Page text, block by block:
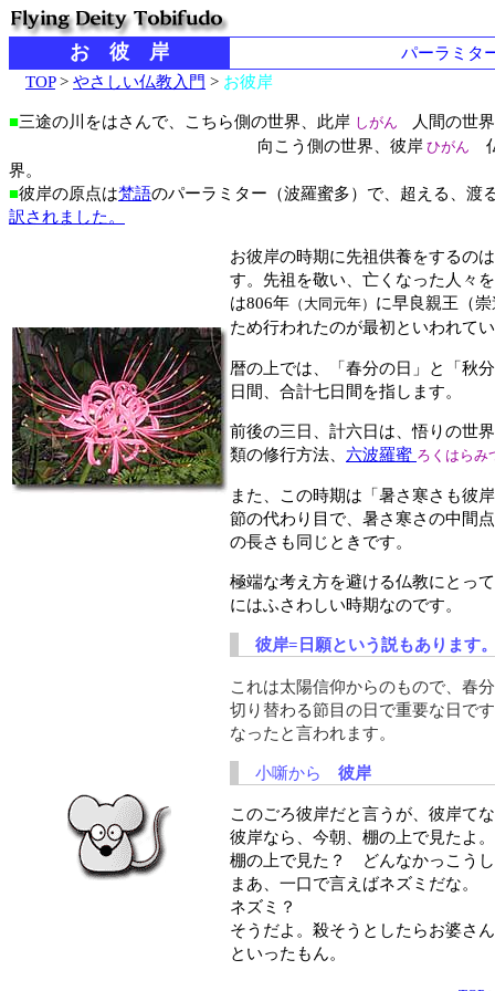
お 彼 岸
パーラミタ
TOP> やさしい仏教入門 > お彼岸
■三途の川をはさんで、こちら側の世界、此岸 しがん
人間の世
向こう側の世界、彼岸 ひがん
界。
■彼岸の原点は梵語のパーラミター（波羅蜜多）で、超える、渡
訳されました。
お彼岸の時期に先祖供養をするの
す。先祖を敬い、亡くなった人々
は806年 （大同元年） に早良親王（
ため行われたのが最初といわれて
暦の上では、「春分の日」と「秋
日間、合計七日間を指します。
前後の三日、計六日は、悟りの世
類の修行方法、 六波羅蜜 ろくはらみ
また、この時期は「暑さ寒さも彼
節の代わり目で、暑さ寒さの中間
の長さも同じときです。
極端な考え方を避ける仏教にとっ
にはふさわしい時期なのです。
彼岸=日願という説もあります
これは太陽信仰からのもので、春
切り替わる節目の日で重要な日で
なったと言われます。
小噺から 彼岸
このごろ彼岸だと言うが、彼岸て
彼岸なら、今朝、棚の上で見たよ。
棚の上で見た？ どんなかっこう
まあ、一口で言えばネズミだな。
ネズミ？
そうだよ。殺そうとしたらお婆さ
といったもん。